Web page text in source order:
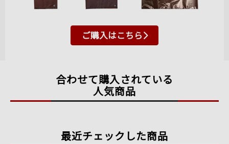
ご購入はこちら
合わせて購入されている
人気商品
最近チェックした商品